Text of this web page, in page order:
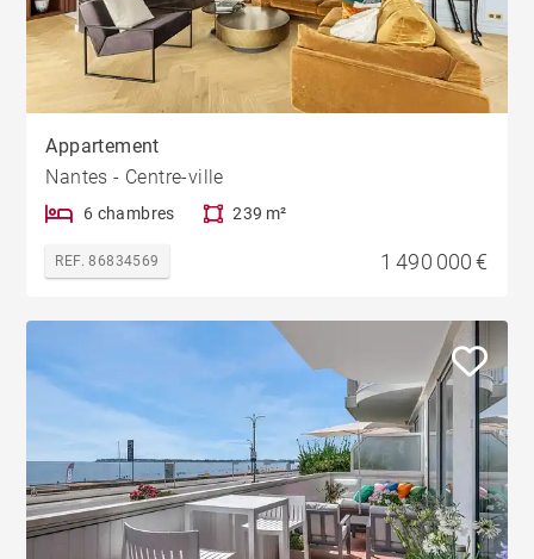
Appartement
Nantes - Centre-ville
6 chambres 239 m²
REF. 86834569 1 490 000 €